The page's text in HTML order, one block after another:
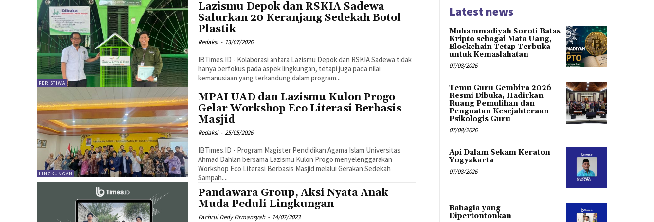
PERISTIWA
Lazismu Depok dan RSKIA Sadewa
Salurkan 20 Keranjang Sedekah Botol
Plastik
Redaksi - 13/07/2026
IBTimes.ID - Kolaborasi antara Lazismu Depok dan RSKIA Sadewa tidak
hanya berfokus pada aspek lingkungan, tetapi juga pada nilai
kemanusiaan yang terkandung dalam program...
LINGKUNGAN
MPAI UAD dan Lazismu Kulon Progo
Gelar Workshop Eco Literasi Berbasis
Masjid
Redaksi - 25/05/2026
IBTimes.ID - Program Magister Pendidikan Agama Islam Universitas
Ahmad Dahlan bersama Lazismu Kulon Progo menyelenggarakan
Workshop Eco Literasi Berbasis Masjid melalui Gerakan Sedekah
Sampah....
Pandawara Group, Aksi Nyata Anak
Muda Peduli Lingkungan
Fachrul Dedy Firmansyah - 14/07/2023
Latest news
Muhammadiyah Soroti Batas
Kripto sebagai Mata Uang,
Blockchain Tetap Terbuka
untuk Kemaslahatan
07/08/2026
Temu Guru Gembira 2026
Resmi Dibuka, Hadirkan
Ruang Pemulihan dan
Penguatan Kesejahteraan
Psikologis Guru
07/08/2026
Api Dalam Sekam Keraton
Yogyakarta
07/08/2026
Bahagia yang
Dipertontonkan